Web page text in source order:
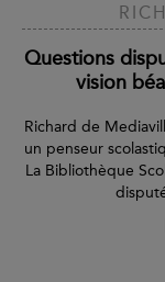
Questions
vision
Richard de
un penseur
La Bibliothèque